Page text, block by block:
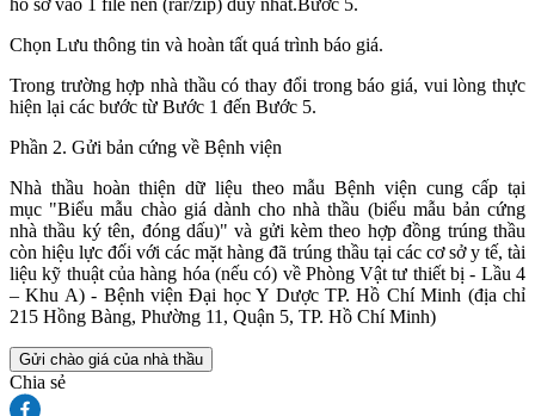
hồ sơ vào 1 file nén (rar/zip) duy nhất.Bước 5.
Chọn Lưu thông tin và hoàn tất quá trình báo giá.
Trong trường hợp nhà thầu có thay đổi trong báo giá, vui lòng thực
hiện lại các bước từ Bước 1 đến Bước 5.
Phần 2. Gửi bản cứng về Bệnh viện
Nhà thầu hoàn thiện dữ liệu theo mẫu Bệnh viện cung cấp tại
mục "Biểu mẫu chào giá dành cho nhà thầu (biểu mẫu bản cứng
nhà thầu ký tên, đóng dấu)" và gửi kèm theo hợp đồng trúng thầu
còn hiệu lực đối với các mặt hàng đã trúng thầu tại các cơ sở y tế, tài
liệu kỹ thuật của hàng hóa (nếu có) về Phòng Vật tư thiết bị - Lầu 4
– Khu A) - Bệnh viện Đại học Y Dược TP. Hồ Chí Minh (địa chỉ
215 Hồng Bàng, Phường 11, Quận 5, TP. Hồ Chí Minh)
Gửi chào giá của nhà thầu
Chia sẻ